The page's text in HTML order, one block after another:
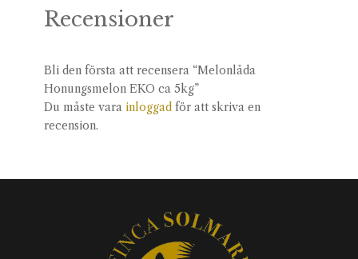
Recensioner
Bli den första att recensera “Melonlåda
Honungsmelon EKO ca 5kg”
Du måste vara inloggadför att skriva en
recension.